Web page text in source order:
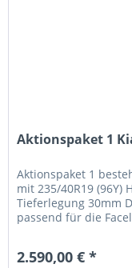
Aktionspaket 1
Aktionspaket 1
mit 235/40R19 (96Y)
Tieferlegung 30mm
passend für die
2.590,00 € *